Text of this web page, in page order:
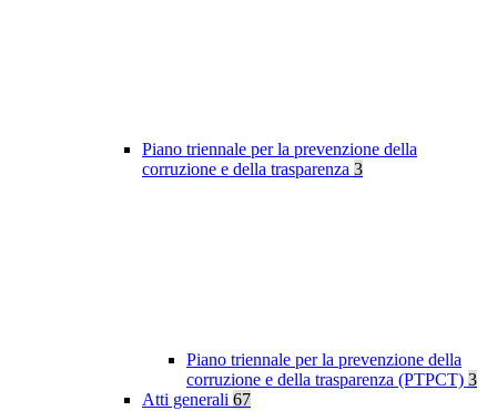
Piano triennale per la prevenzione della
corruzione e della trasparenza 3
Piano triennale per la prevenzione della
corruzione e della trasparenza (PTPCT) 3
Atti generali 67